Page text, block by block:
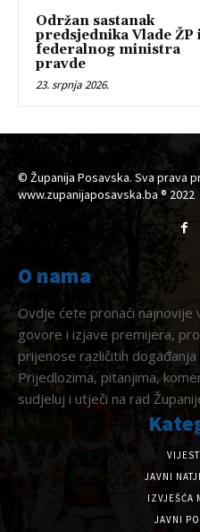
Održan sastanak
predsjednika Vlade ŽP
federalnog ministra
pravde
23. srpnja 2026.
© Županija Posavska. Sva prava
www.zupanijaposavska.ba ® 2022
O nama
Ovdje ćete pronaći najnovije
govore i izjave premijera,
prijenose različitih
Prijedlozima, pitanjima,
sudjeluj i utječi na rad
JAVNI
IZVJEŠĆA
JAVNI